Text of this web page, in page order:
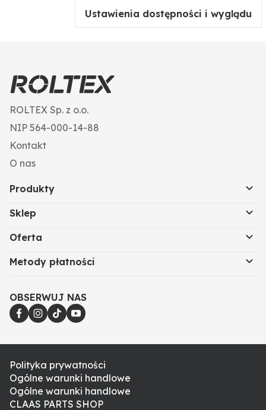
Ustawienia dostępności i wyglądu
ROLTEX Sp. z o.o.
NIP 564-000-14-88
Kontakt
O nas
Produkty
Sklep
Oferta
Metody płatności
OBSERWUJ NAS
Polityka prywatności
Ogólne warunki handlowe
Ogólne warunki handlowe
CLAAS PARTS SHOP